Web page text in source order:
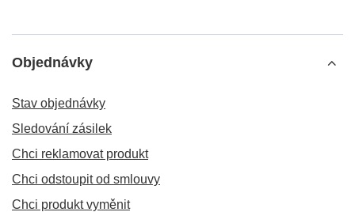
Objednávky
Stav objednávky
Sledování zásilek
Chci reklamovat produkt
Chci odstoupit od smlouvy
Chci produkt vyměnit